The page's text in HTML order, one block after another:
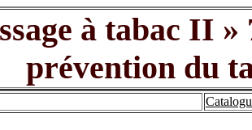
à tabac II
prévention du